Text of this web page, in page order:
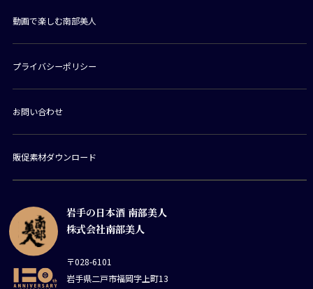
岩手の日本酒 南部美人
株式会社南部美人
〒028-6101
岩手県二戸市福岡字上町13
動画で楽しむ南部美人
プライバシーポリシー
お問い合わせ
販促素材ダウンロード